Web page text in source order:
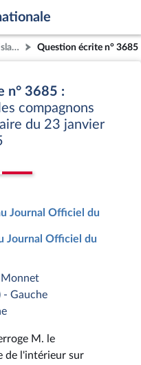
Question écrite n° 3685
n° 3685 :
compagnons
du 23 janvier
Journal Officiel du
Journal Officiel du
Monnet
Gauche
M. le
de l'intérieur sur